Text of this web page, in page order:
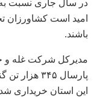
امید است کشاورزان
باشند.
مدیرکل شرکت غله و
پارسال ۳۴۵
این استان خریداری